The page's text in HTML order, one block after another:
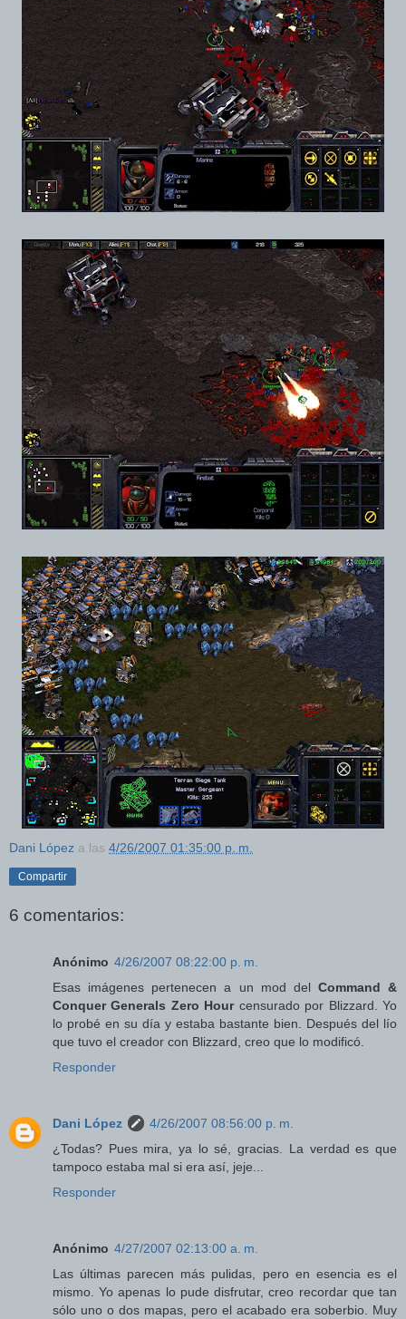
Dani López a las 4/26/2007 01:35:00 p. m.
Compartir
6 comentarios:
Anónimo 4/26/2007 08:22:00 p. m.
Esas imágenes pertenecen a un mod del Command &
Conquer Generals Zero Hourcensurado por Blizzard. Yo
lo probé en su día y estaba bastante bien. Después del lío
que tuvo el creador con Blizzard, creo que lo modificó.
Responder
Dani López
4/26/2007 08:56:00 p. m.
¿Todas? Pues mira, ya lo sé, gracias. La verdad es que
tampoco estaba mal si era así, jeje...
Responder
Anónimo 4/27/2007 02:13:00 a. m.
Las últimas parecen más pulidas, pero en esencia es el
mismo. Yo apenas lo pude disfrutar, creo recordar que tan
sólo uno o dos mapas, pero el acabado era soberbio. Muy